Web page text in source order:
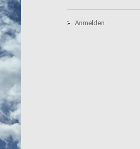
Anmelden